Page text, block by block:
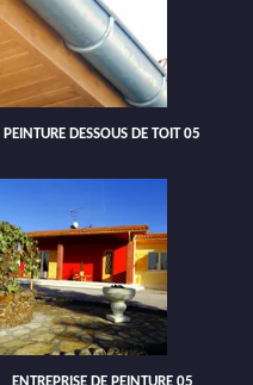
PEINTURE DESSOUS DE TOIT 05